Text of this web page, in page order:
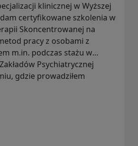
klinicznej w Wyższej
certyfikowane szkolenia w
Skoncentrowanej na
pracy z osobami z
m.in. podczas stażu w
Psychiatrycznej
gdzie prowadziłem